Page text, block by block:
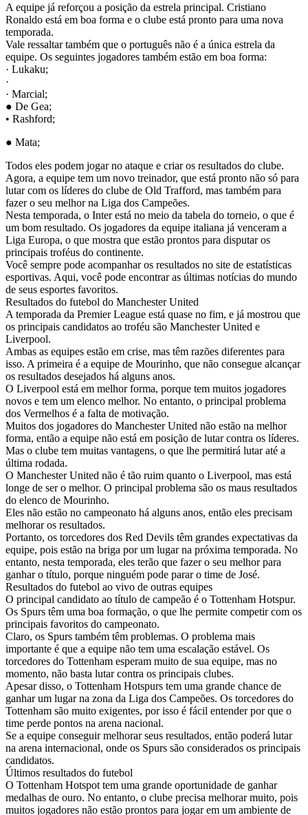
A equipe já reforçou a posição da estrela principal. Cristiano
Ronaldo está em boa forma e o clube está pronto para uma nova
temporada.
Vale ressaltar também que o português não é a única estrela da
equipe. Os seguintes jogadores também estão em boa forma:
· Lukaku;
·
· Marcial;
● De Gea;
• Rashford;
● Mata;
Todos eles podem jogar no ataque e criar os resultados do clube.
Agora, a equipe tem um novo treinador, que está pronto não só para
lutar com os líderes do clube de Old Trafford, mas também para
fazer o seu melhor na Liga dos Campeões.
Nesta temporada, o Inter está no meio da tabela do torneio, o que é
um bom resultado. Os jogadores da equipe italiana já venceram a
Liga Europa, o que mostra que estão prontos para disputar os
principais troféus do continente.
Você sempre pode acompanhar os resultados no site de estatísticas
esportivas. Aqui, você pode encontrar as últimas notícias do mundo
de seus esportes favoritos.
Resultados do futebol do Manchester United
A temporada da Premier League está quase no fim, e já mostrou que
os principais candidatos ao troféu são Manchester United e
Liverpool.
Ambas as equipes estão em crise, mas têm razões diferentes para
isso. A primeira é a equipe de Mourinho, que não consegue alcançar
os resultados desejados há alguns anos.
O Liverpool está em melhor forma, porque tem muitos jogadores
novos e tem um elenco melhor. No entanto, o principal problema
dos Vermelhos é a falta de motivação.
Muitos dos jogadores do Manchester United não estão na melhor
forma, então a equipe não está em posição de lutar contra os líderes.
Mas o clube tem muitas vantagens, o que lhe permitirá lutar até a
última rodada.
O Manchester United não é tão ruim quanto o Liverpool, mas está
longe de ser o melhor. O principal problema são os maus resultados
do elenco de Mourinho.
Eles não estão no campeonato há alguns anos, então eles precisam
melhorar os resultados.
Portanto, os torcedores dos Red Devils têm grandes expectativas da
equipe, pois estão na briga por um lugar na próxima temporada. No
entanto, nesta temporada, eles terão que fazer o seu melhor para
ganhar o título, porque ninguém pode parar o time de José.
Resultados do futebol ao vivo de outras equipes
O principal candidato ao título de campeão é o Tottenham Hotspur.
Os Spurs têm uma boa formação, o que lhe permite competir com os
principais favoritos do campeonato.
Claro, os Spurs também têm problemas. O problema mais
importante é que a equipe não tem uma escalação estável. Os
torcedores do Tottenham esperam muito de sua equipe, mas no
momento, não basta lutar contra os principais clubes.
Apesar disso, o Tottenham Hotspurs tem uma grande chance de
ganhar um lugar na zona da Liga dos Campeões. Os torcedores do
Tottenham são muito exigentes, por isso é fácil entender por que o
time perde pontos na arena nacional.
Se a equipe conseguir melhorar seus resultados, então poderá lutar
na arena internacional, onde os Spurs são considerados os principais
candidatos.
Últimos resultados do futebol
O Tottenham Hotspot tem uma grande oportunidade de ganhar
medalhas de ouro. No entanto, o clube precisa melhorar muito, pois
muitos jogadores não estão prontos para jogar em um ambiente de